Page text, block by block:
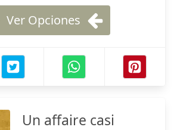
Ver Opciones
Un affaire casi